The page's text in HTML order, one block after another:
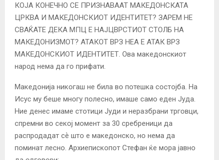
КОЈА КОНЕЧНО СЕ ПРИЗНАВААТ МАКЕДОНСКАТА
ЦРКВА И МАКЕДОНСКИОТ ИДЕНТИТЕТ? ЗАРЕМ НЕ
СВАЌАТЕ ДЕКА МПЦ Е НАЈЦВРСТИОТ СТОЛБ НА
МАКЕДОНИЗМОТ? АТАКОТ ВРЗ НЕА Е АТАК ВРЗ
МАКЕДОНСКИОТ ИДЕНТИТЕТ. Ова македонскиот
народ нема да го прифати.
Македонија никогаш не била во потешка состојба. На
Исус му беше многу полесно, имаше само еден Јуда.
Ние денес имаме стотици Јуди и неразбрани трговци,
спремни во секој момент за 30 сребреници да
распродадат сѐ што е македонско, но нема да
поминат лесно. Архиепископот Стефан ќе мора јавно